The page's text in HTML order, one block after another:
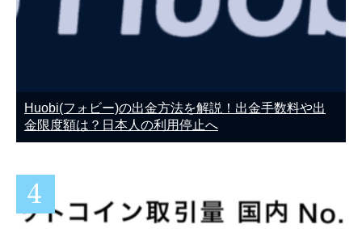
Huobi(フォビー)の出金方法を解説！出金手数料や出
金限度額は？日本人の利用停止へ